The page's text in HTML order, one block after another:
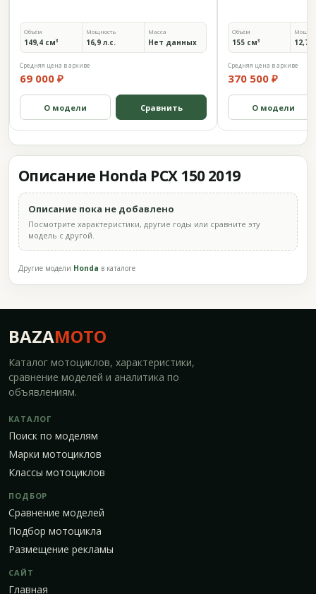
Объём
149,4 см³
Мощность
16,9 л.с.
Масса
Нет данных
Средняя цена в архиве
69 000 ₽
О модели Сравнить
Объём
155 см³ 12,7
Средняя цена в архиве
370 500 ₽
О модели
Описание Honda PCX 150 2019
Описание пока не добавлено
Посмотрите характеристики, другие годы или сравните эту
модель с другой.
Другие модели Honda в каталоге
BAZAMOTO
Каталог мотоциклов, характеристики,
сравнение моделей и аналитика по
объявлениям.
КАТАЛОГ
Поиск по моделям
Марки мотоциклов
Классы мотоциклов
ПОДБОР
Сравнение моделей
Подбор мотоцикла
Размещение рекламы
САЙТ
Главная